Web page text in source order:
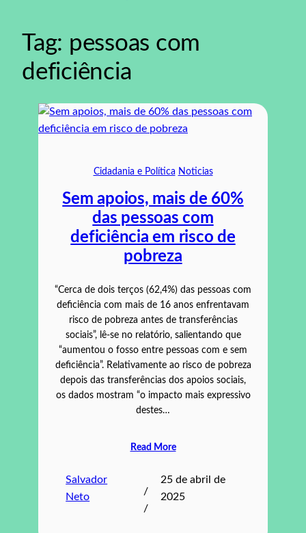
Tag: pessoas com
deficiência
Cidadania e Política Noticias
Sem apoios, mais de 60%
das pessoas com
deficiência em risco de
pobreza
“Cerca de dois terços (62,4%) das pessoas com
deficiência com mais de 16 anos enfrentavam
risco de pobreza antes de transferências
sociais”, lê-se no relatório, salientando que
“aumentou o fosso entre pessoas com e sem
deficiência”. Relativamente ao risco de pobreza
depois das transferências dos apoios sociais,
os dados mostram “o impacto mais expressivo
destes…
Read More
Salvador
Neto
/
/
25 de abril de
2025